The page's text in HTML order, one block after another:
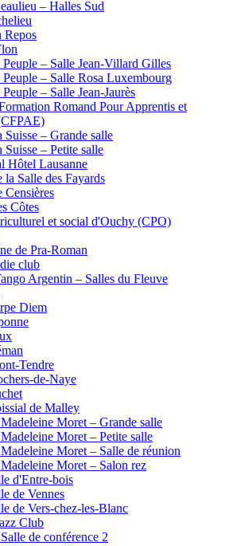
– Halles Sud
– Salle Jean-Villard Gilles
– Salle Rosa Luxembourg
– Salle Jean-Jaurès
Romand Pour Apprentis et
– Grande salle
– Petite salle
Hôtel Lausanne
la Salle des Fayards
Censières
Côtes
et social d'Ouchy (CPO)
de Pra-Roman
club
Argentin – Salles du Fleuve
Diem
Tendre
de-Naye
de Malley
Moret – Grande salle
Moret – Petite salle
Moret – Salle de réunion
Moret – Salon rez
d'Entre-bois
de Vennes
de Vers-chez-les-Blanc
Club
de conférence 2